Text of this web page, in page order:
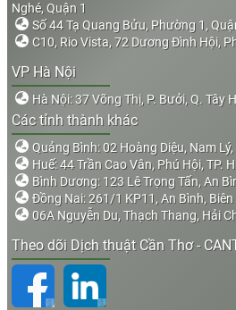
Nghé, Quận 1
Số 44 Tạ Quang Bửu, Phường 1,
C10, Rio Vista, 72 Dương Đình Hội,
VP Hà Nội
Hà Nội: 37 Võng Thị, P. Bưởi, Q. Tây
Các tỉnh thành khác
Quảng Bình: 02 Hoàng Diệu, Nam
Huế: 44 Trần Cao Vân, Phú Hội, TP.
Bình Dương: 123 Lê Trọng Tấn, An
Đồng Nai: 261/1 KP11, An Bình, Biên
06A Nguyễn Du, Thạch Thang, Hải
Theo dõi Dịch thuật Cần Thơ -